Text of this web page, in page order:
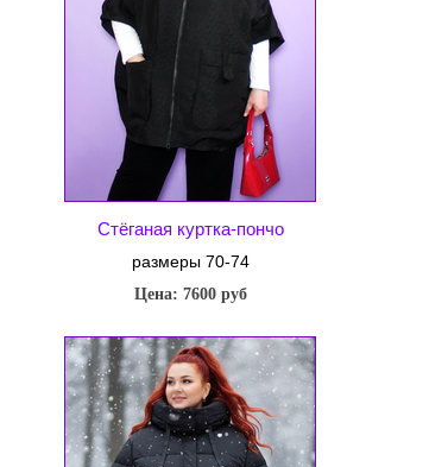
Стёганая куртка-пончо
размеры 70-74
Цена: 7600 руб